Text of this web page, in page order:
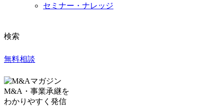
セミナー・ナレッジ
検索
無料相談
M&A・事業承継を
わかりやすく発信